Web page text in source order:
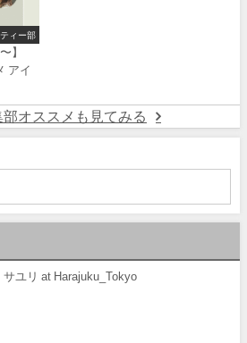
ィー部
】
アイ
オススメも見てみる
サユリ at Harajuku_Tokyo